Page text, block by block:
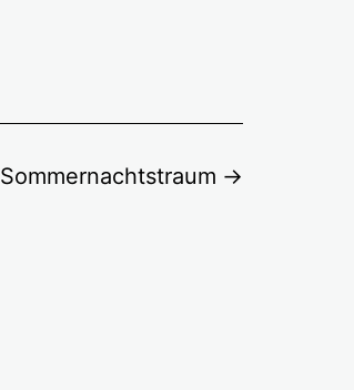
Sommernachtstraum